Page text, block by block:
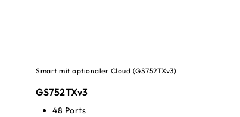
Smart mit optionaler Cloud (GS752TXv3)
GS752TXv3
48 Ports